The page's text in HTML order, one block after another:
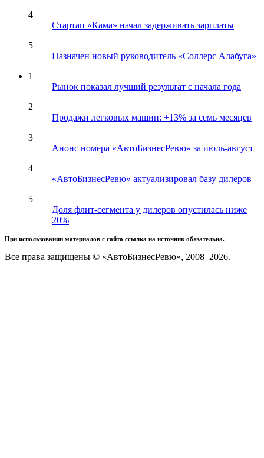
4
Стартап «Кама» начал задерживать зарплаты
5
Назначен новый руководитель «Соллерс Алабуга»
1
Рынок показал лучший результат с начала года
2
Продажи легковых машин: +13% за семь месяцев
3
Анонс номера «АвтоБизнесРевю» за июль-август
4
«АвтоБизнесРевю» актуализировал базу дилеров
5
Доля флит-сегмента у дилеров опустилась ниже
20%
При использовании материалов с сайта ссылка на источник обязательна.
Все права защищены © «АвтоБизнесРевю», 2008–2026.